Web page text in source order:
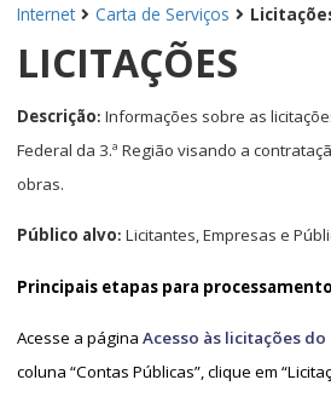
Internet Carta de Serviços
LICITAÇÕES
Descrição: Informações sobre as
Federal da 3.ª Região visando a
obras.
Público alvo: Licitantes, Empresas e
Principais etapas para
Acesse a página Acesso às licitações do
coluna “Contas Públicas”, clique em